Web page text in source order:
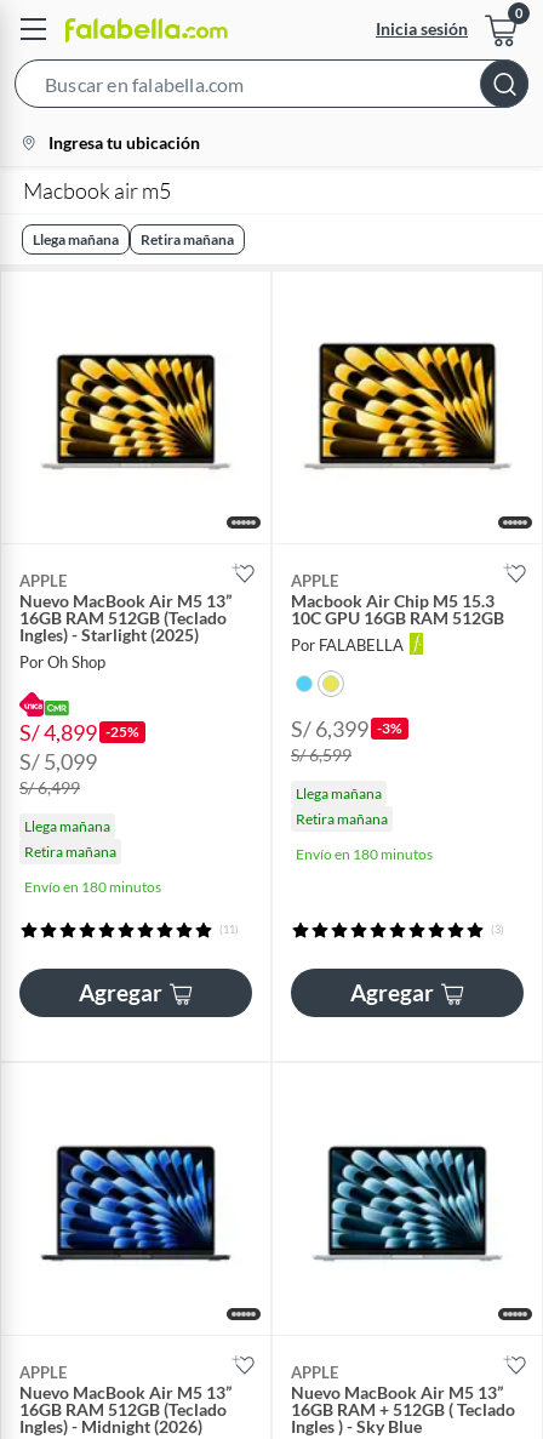
Inicia sesión
Bar
location-
icon
Ingresa tu ubicación
Macbook air m5
Llega mañana Retira mañana
APPLE
Nuevo MacBook Air M5 13”
16GB RAM 512GB (Teclado
Ingles) - Starlight (2025)
Por Oh Shop
S/ 4,899 -25%
S/ 5,099
S/ 6,499
Llega mañana
Retira mañana
Envío en 180 minutos
(11)
Agregar
APPLE
Macbook Air Chip M5 15.3
10C GPU 16GB RAM 512GB
Por FALABELLA
S/ 6,399 -3%
S/ 6,599
Llega mañana
Retira mañana
Envío en 180 minutos
(3)
Agregar
APPLE
Nuevo MacBook Air M5 13”
16GB RAM 512GB (Teclado
Ingles) - Midnight (2026)
APPLE
Nuevo MacBook Air M5 13”
16GB RAM + 512GB ( Teclado
Ingles ) - Sky Blue